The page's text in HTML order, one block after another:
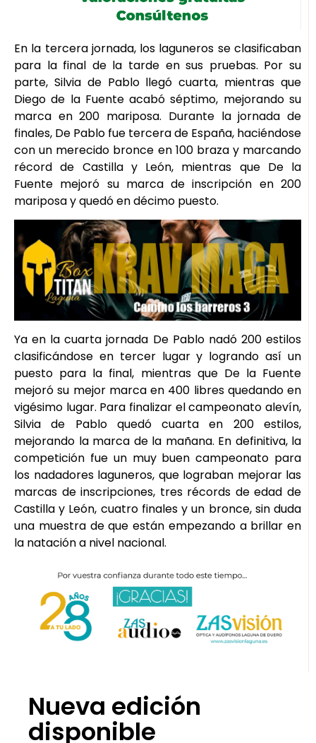
En la tercera jornada, los laguneros se clasificaban
para la final de la tarde en sus pruebas. Por su
parte, Silvia de Pablo llegó cuarta, mientras que
Diego de la Fuente acabó séptimo, mejorando su
marca en 200 mariposa. Durante la jornada de
finales, De Pablo fue tercera de España, haciéndose
con un merecido bronce en 100 braza y marcando
récord de Castilla y León, mientras que De la
Fuente mejoró su marca de inscripción en 200
mariposa y quedó en décimo puesto.
Ya en la cuarta jornada De Pablo nadó 200 estilos
clasificándose en tercer lugar y logrando así un
puesto para la final, mientras que De la Fuente
mejoró su mejor marca en 400 libres quedando en
vigésimo lugar. Para finalizar el campeonato alevín,
Silvia de Pablo quedó cuarta en 200 estilos,
mejorando la marca de la mañana. En definitiva, la
competición fue un muy buen campeonato para
los nadadores laguneros, que lograban mejorar las
marcas de inscripciones, tres récords de edad de
Castilla y León, cuatro finales y un bronce, sin duda
una muestra de que están empezando a brillar en
la natación a nivel nacional.
Nueva edición
disponible